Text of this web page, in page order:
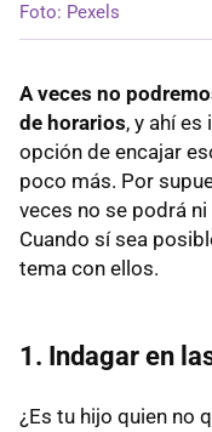
Foto: Pexels
A veces no
de horarios, y ahí
opción de encajar
poco más. Por
veces no se podrá
Cuando sí sea
tema con ellos.
1. Indagar en
¿Es tu hijo quien no